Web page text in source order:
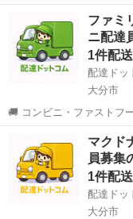
や「出前館」のように、
です。 オファー内容を見
✅ 業務内容...
ファミ
ニ配達
1件配
配達ドッ
大分市
🚚 コンビニ・ファストフ
や「出前館」のように、
です。 オファー内容を見
✅ 業務内容...
配送
マクド
員募集
1件配
配達ドッ
大分市